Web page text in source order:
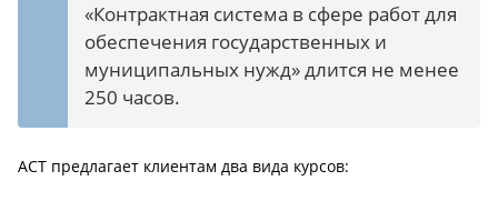
«Контрактная система в сфере работ для
обеспечения государственных и
муниципальных нужд» длится не менее
250 часов.
АСТ предлагает клиентам два вида курсов: